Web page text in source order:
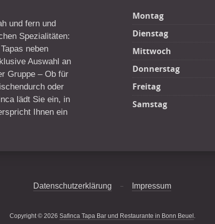
und fern und
Spezialitäten:
neben
Auswahl an
Gruppe – Ob für
oder
lädt Sie ein, in
Ihnen ein
Montag
Dienstag
Mittwoch
Donnerstag
Freitag
Samstag
Datenschutzerklärung Impressum
Copyright © 2026 Safinca Tapa Bar und Restaurante in Bonn Beuel .